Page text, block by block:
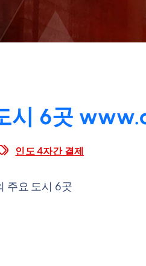
시 6곳
인도 4자간 결제
주요 도시 6곳